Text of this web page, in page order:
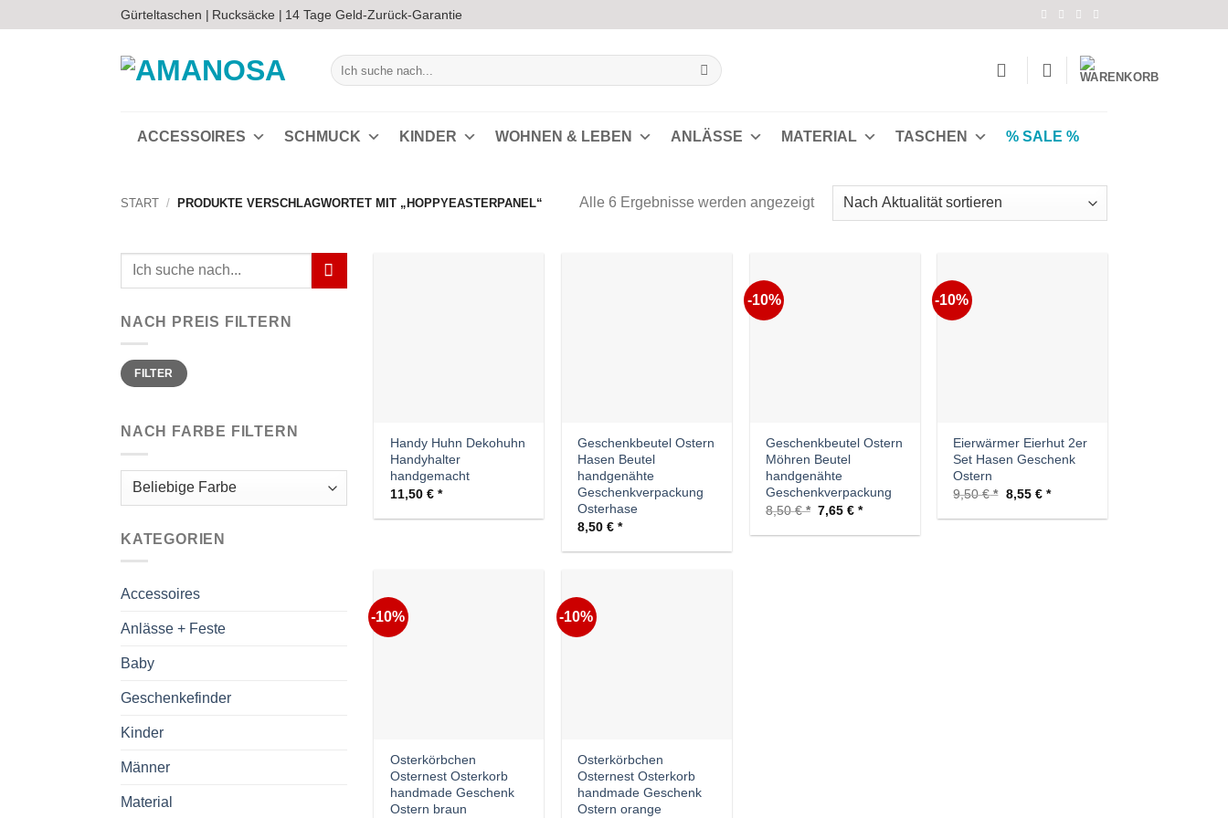
Inhalt
Gürteltaschen | Rucksäcke | 14 Tage Geld-Zurück-Garantie
Suchen
nach:
ACCESSOIRES SCHMUCK KINDER WOHNEN & LEBEN ANLÄSSE MATERIAL TASCHEN % SALE %
START / PRODUKTE VERSCHLAGWORTET MIT „HOPPYEASTERPANEL“ Alle 6 Ergebnisse werden angezeigtNach
Aktualität
Suchen
NACH PREIS FILTERN
Min.
Preis
Max.
PreisFILTER
NACH FARBE FILTERN
KATEGORIEN
Accessoires
Anlässe + Feste
Baby
Geschenkefinder
Kinder
Männer
Material
Handy Huhn Dekohuhn
Handyhalter
handgemacht
11,50 €
Geschenkbeutel Ostern
Hasen Beutel
handgenähte
Geschenkverpackung
Osterhase
8,50€
-10%
Geschenkbeutel Ostern
Möhren Beutel
handgenähte
Geschenkverpackung
8,50€
Ursprünglicher
war:
7,65€ Aktueller
ist:
-10%
Eierwärmer Eierhut 2er
Set Hasen Geschenk
Ostern
9,50€
Ursprünglicher
war:
8,55 € Aktueller
ist:
-10%
Osterkörbchen
Osternest Osterkorb
handmade Geschenk
Ostern braun
-10%
Osterkörbchen
Osternest Osterkorb
handmade Geschenk
Ostern orange